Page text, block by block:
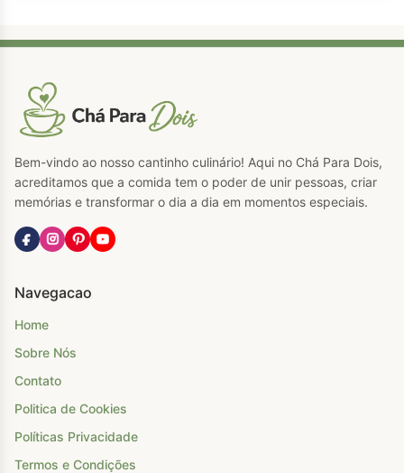
Bem-vindo ao nosso cantinho culinário! Aqui no Chá Para Dois,
acreditamos que a comida tem o poder de unir pessoas, criar
memórias e transformar o dia a dia em momentos especiais.
Navegacao
Home
Sobre Nós
Contato
Politica de Cookies
Políticas Privacidade
Termos e Condições